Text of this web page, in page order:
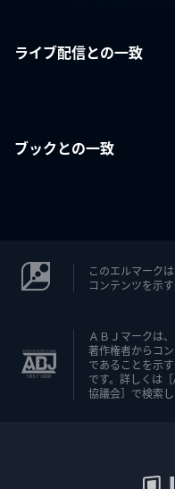
ライブ配信との一致
ブックとの一致
このエルマーク
コンテンツを示
ＡＢＪマークは
著作権者からコ
であることを示
です。詳しくは
協議会］で検索し